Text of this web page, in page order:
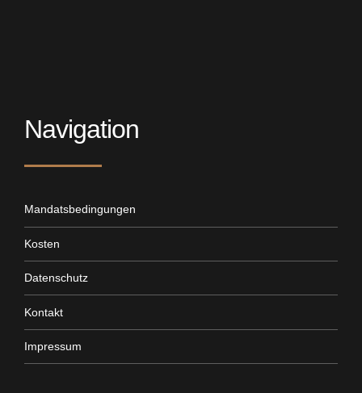
Navigation
Mandatsbedingungen
Kosten
Datenschutz
Kontakt
Impressum